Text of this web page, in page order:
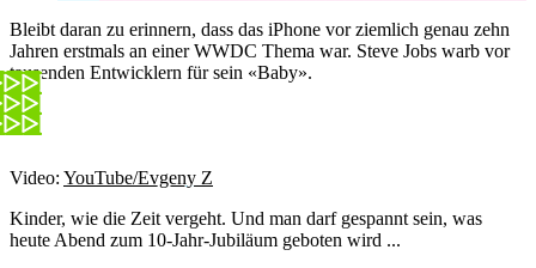
Bleibt daran zu erinnern, dass das iPhone vor ziemlich genau zehn
Jahren erstmals an einer WWDC Thema war. Steve Jobs warb vor
tausenden Entwicklern für sein «Baby».
Video: YouTube/Evgeny Z
Kinder, wie die Zeit vergeht. Und man darf gespannt sein, was
heute Abend zum 10-Jahr-Jubiläum geboten wird ...